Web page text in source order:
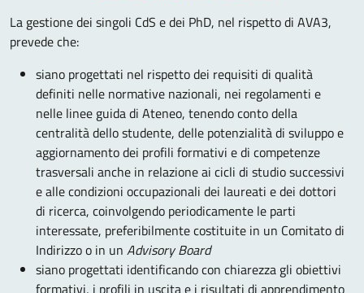
La gestione dei singoli CdS e dei PhD, nel rispetto di AVA3,
prevede che:
siano progettati nel rispetto dei requisiti di qualità
definiti nelle normative nazionali, nei regolamenti e
nelle linee guida di Ateneo, tenendo conto della
centralità dello studente, delle potenzialità di sviluppo e
aggiornamento dei profili formativi e di competenze
trasversali anche in relazione ai cicli di studio successivi
e alle condizioni occupazionali dei laureati e dei dottori
di ricerca, coinvolgendo periodicamente le parti
interessate, preferibilmente costituite in un Comitato di
Indirizzo o in un Advisory Board
siano progettati identificando con chiarezza gli obiettivi
formativi, i profili in uscita e i risultati di apprendimento